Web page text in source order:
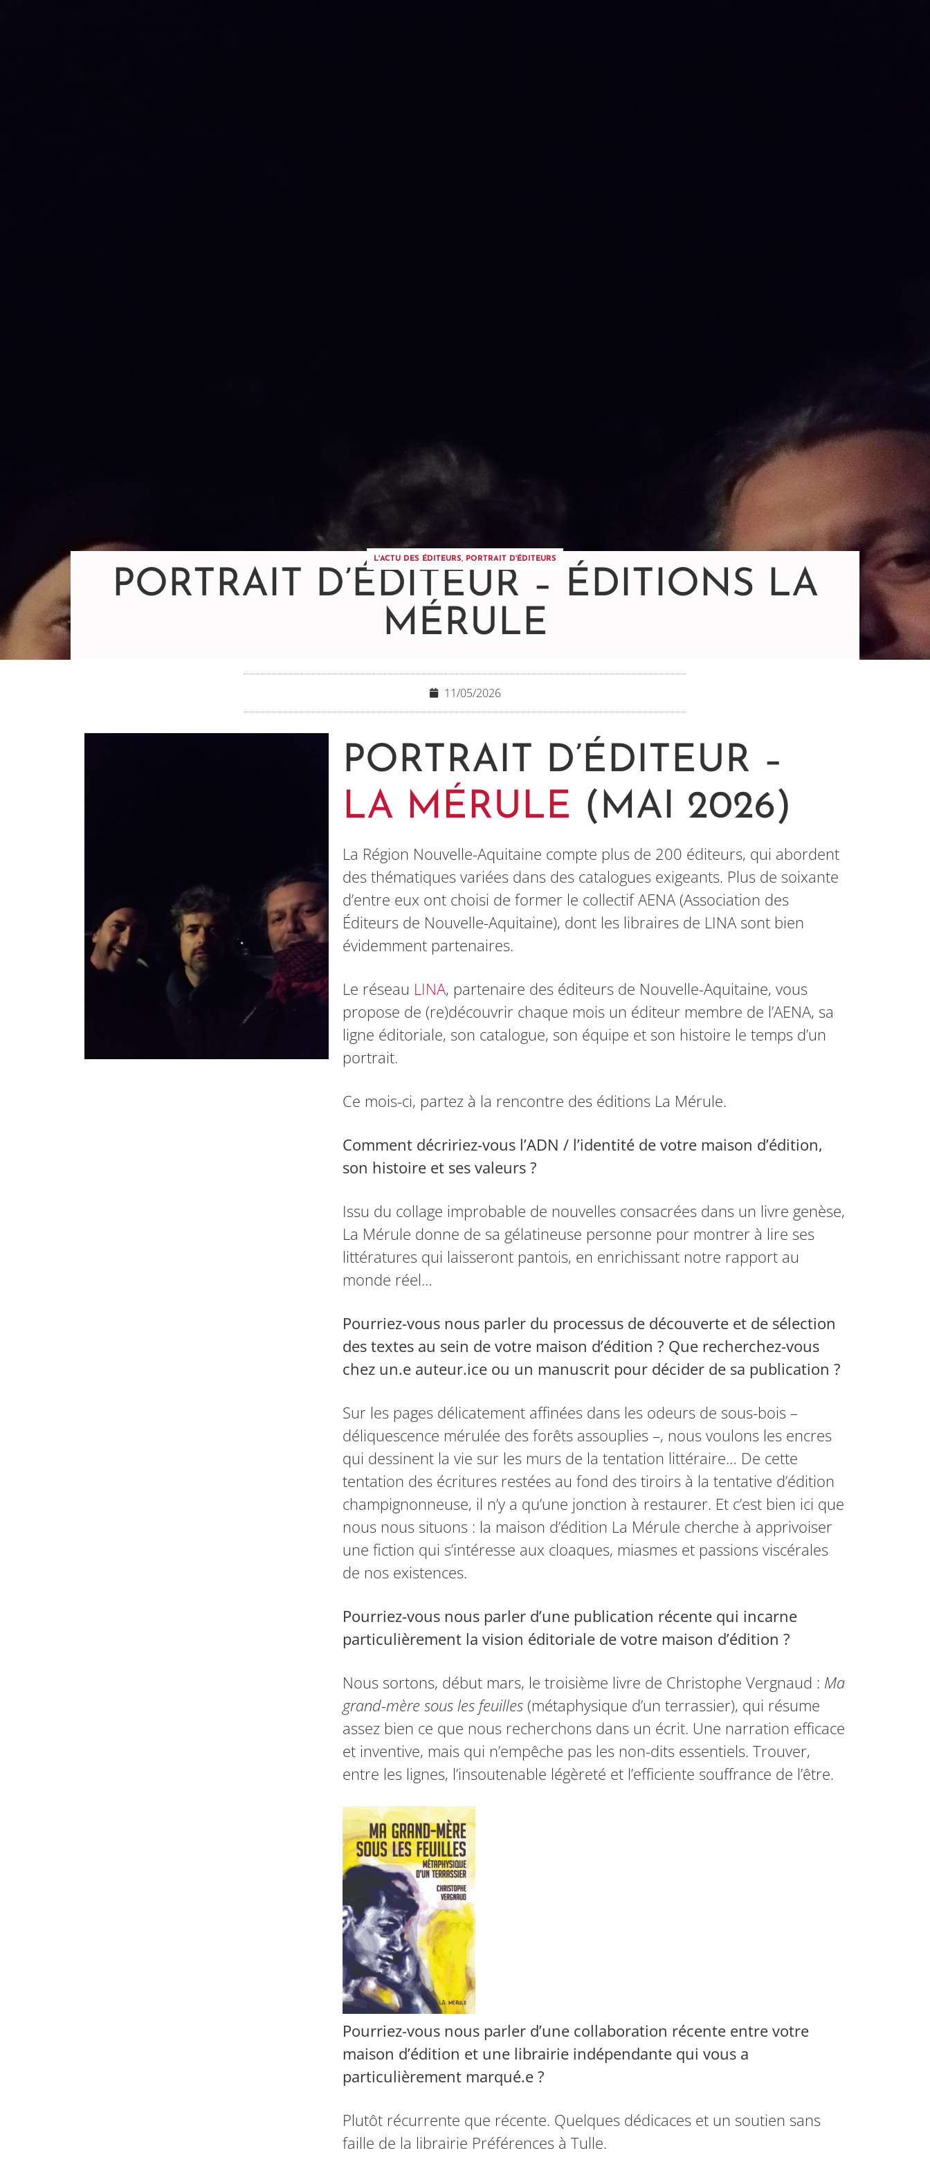
L'ACTU DES ÉDITEURS, PORTRAIT D'ÉDITEURS
PORTRAIT D’ÉDITEUR – ÉDITIONS LA
MÉRULE
11/05/2026
PORTRAIT D’ÉDITEUR –
LA MÉRULE (MAI 2026)
La Région Nouvelle-Aquitaine compte plus de 200 éditeurs, qui abordent
des thématiques variées dans des catalogues exigeants. Plus de soixante
d’entre eux ont choisi de former le collectif AENA (Association des
Éditeurs de Nouvelle-Aquitaine), dont les libraires de LINA sont bien
évidemment partenaires.
Le réseau LINA, partenaire des éditeurs de Nouvelle-Aquitaine, vous
propose de (re)découvrir chaque mois un éditeur membre de l’AENA, sa
ligne éditoriale, son catalogue, son équipe et son histoire le temps d’un
portrait.
Ce mois-ci, partez à la rencontre des éditions La Mérule.
Comment décririez-vous l’ADN / l’identité de votre maison d’édition,
son histoire et ses valeurs ?
Issu du collage improbable de nouvelles consacrées dans un livre genèse,
La Mérule donne de sa gélatineuse personne pour montrer à lire ses
littératures qui laisseront pantois, en enrichissant notre rapport au
monde réel…
Pourriez-vous nous parler du processus de découverte et de sélection
des textes au sein de votre maison d’édition ? Que recherchez-vous
chez un.e auteur.ice ou un manuscrit pour décider de sa publication ?
Sur les pages délicatement affinées dans les odeurs de sous-bois –
déliquescence mérulée des forêts ­assouplies –, nous voulons les encres
qui dessinent la vie sur les murs de la tentation littéraire… De cette
tentation des écritures restées au fond des tiroirs à la tentative d’édition
champignonneuse, il n’y a qu’une jonction à restaurer. Et c’est bien ici que
nous nous situons : la maison d’édition La Mérule cherche à apprivoiser
une fiction qui s’intéresse aux cloaques, miasmes et passions viscérales
de nos existences.
Pourriez-vous nous parler d’une publication récente qui incarne
particulièrement la vision éditoriale de votre maison d’édition ?
Nous sortons, début mars, le troisième livre de Christophe Vergnaud : Ma
grand-mère sous les feuilles (métaphysique d’un terrassier), qui résume
assez bien ce que nous recherchons dans un écrit. Une narration efficace
et inventive, mais qui n’empêche pas les non-dits essentiels. Trouver,
entre les lignes, l’insoutenable légèreté et l’efficiente souffrance de l’être.
Pourriez-vous nous parler d’une collaboration récente entre votre
maison d’édition et une librairie indépendante qui vous a
particulièrement marqué.e ?
Plutôt récurrente que récente. Quelques dédicaces et un soutien sans
faille de la librairie Préférences à Tulle.